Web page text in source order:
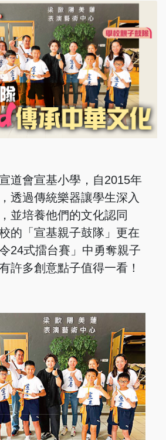
道會宣基小學，自2015年
透過傳統樂器讓學生深入
並培養他們的文化認同
的「宣基親子鼓隊」更在
24式擂台賽」中勇奪親子
許多創意點子值得一看！